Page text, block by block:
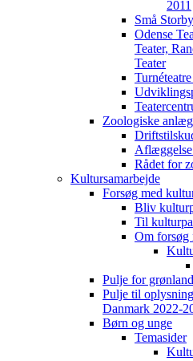
2011
Små
Odense
Teater,
Teater
Zoologiske anlæg
Rådet for
Kultursamarbejde
Forsøg med
Bliv
Til
Om forsøg
Pulje for
Pulje til
Danmark 2022-
Børn og unge
Temasider